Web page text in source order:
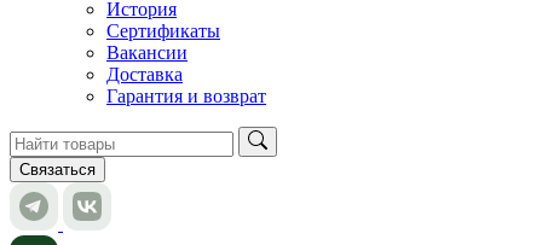
История
Сертификаты
Вакансии
Доставка
Гарантия и возврат
Связаться